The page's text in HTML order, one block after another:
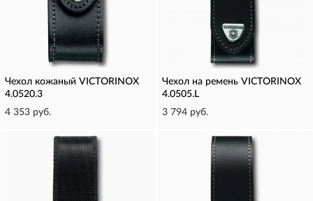
Чехол кожаный VICTORINOX
4.0520.3
4 353 руб.
Чехол на ремень VICTORINOX
4.0505.L
3 794 руб.